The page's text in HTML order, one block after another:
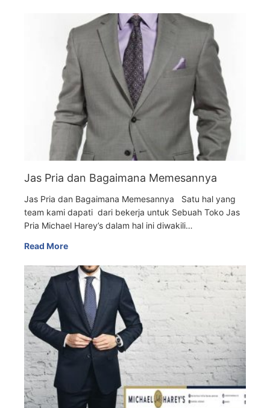
Jas Pria dan Bagaimana Memesannya
Jas Pria dan Bagaimana Memesannya Satu hal yang
team kami dapati dari bekerja untuk Sebuah Toko Jas
Pria Michael Harey’s dalam hal ini diwakili…
Read More